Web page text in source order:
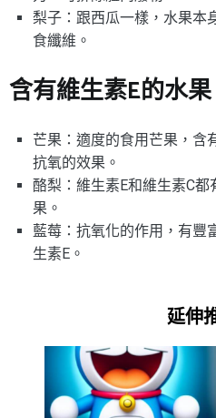
梨子：跟西瓜一樣，水果本
食纖維。
含有維生素E的水果
芒果：適度的食用芒果，含
抗氧的效果。
酪梨：維生素E和維生素C
果。
藍莓：抗氧化的作用，有豐
生素E。
延伸